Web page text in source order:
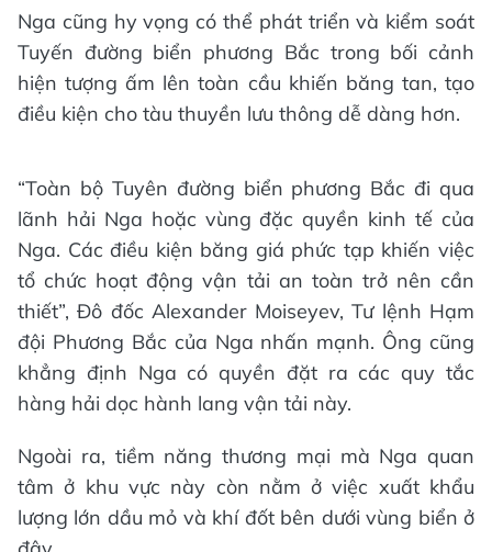
Nga cũng hy vọng có thể phát triển và kiểm soát
Tuyến đường biển phương Bắc trong bối cảnh
hiện tượng ấm lên toàn cầu khiến băng tan, tạo
điều kiện cho tàu thuyền lưu thông dễ dàng hơn.
“Toàn bộ Tuyên đường biển phương Bắc đi qua
lãnh hải Nga hoặc vùng đặc quyền kinh tế của
Nga. Các điều kiện băng giá phức tạp khiến việc
tổ chức hoạt động vận tải an toàn trở nên cần
thiết”, Đô đốc Alexander Moiseyev, Tư lệnh Hạm
đội Phương Bắc của Nga nhấn mạnh. Ông cũng
khẳng định Nga có quyền đặt ra các quy tắc
hàng hải dọc hành lang vận tải này.
Ngoài ra, tiềm năng thương mại mà Nga quan
tâm ở khu vực này còn nằm ở việc xuất khẩu
lượng lớn dầu mỏ và khí đốt bên dưới vùng biển ở